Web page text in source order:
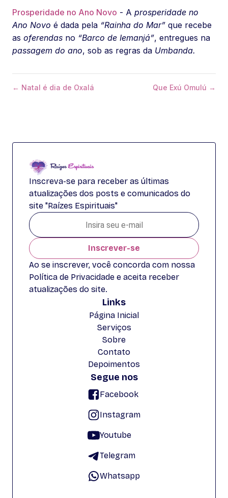
Prosperidade no Ano Novo - A prosperidade no
Ano Novo é dada pela “Rainha do Mar” que recebe
as oferendas no “Barco de Iemanjá”, entregues na
passagem do ano, sob as regras da Umbanda.
← Natal é dia de Oxalá Que Exú Omulú →
Inscreva-se para receber as últimas
atualizações dos posts e comunicados do
site "Raízes Espirituais"
Inscrever-se
Ao se inscrever, você concorda com nossa
Política de Privacidade e aceita receber
atualizações do site.
Links
Página Inicial
Serviços
Sobre
Contato
Depoimentos
Segue nos
Facebook
Instagram
Youtube
Telegram
Whatsapp